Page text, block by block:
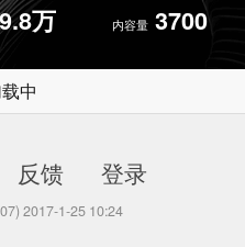
万 内容量 3700
中
反馈 登录
2017-1-25 10:24